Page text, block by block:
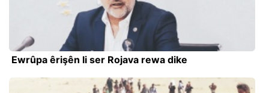
Ewrûpa êrişên li ser Rojava rewa dike